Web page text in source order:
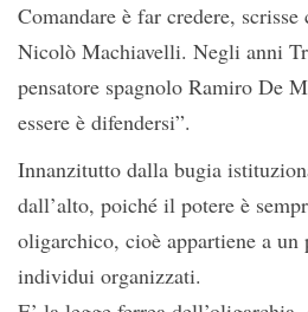
Comandare è far credere,
Nicolò Machiavelli. Negli anni
pensatore spagnolo Ramiro De
essere è difendersi”.
Innanzitutto dalla bugia
dall’alto, poiché il potere è
oligarchico, cioè appartiene a
individui organizzati.